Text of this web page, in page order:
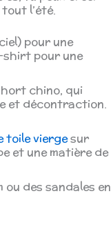
l’été.
pour une
shirt pour une
chino, qui
et décontraction.
toile viergesur
et une matière de
ou des sandales en